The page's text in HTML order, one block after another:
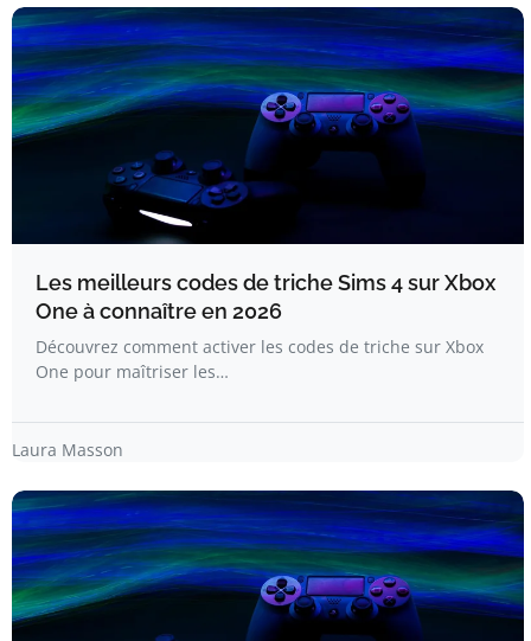
Les meilleurs codes de triche Sims 4 sur Xbox
One à connaître en 2026
Découvrez comment activer les codes de triche sur Xbox
One pour maîtriser les…
Laura Masson